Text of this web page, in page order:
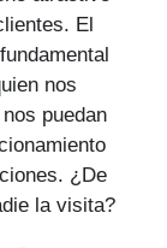
El
nos
puedan
¿De
la visita?